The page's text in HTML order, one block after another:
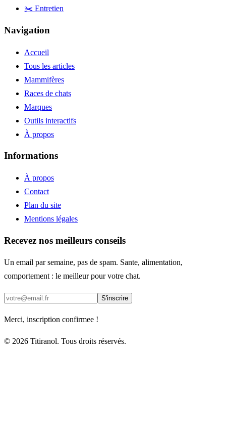
✂️ Entretien
Navigation
Accueil
Tous les articles
Mammifères
Races de chats
Marques
Outils interactifs
À propos
Informations
À propos
Contact
Plan du site
Mentions légales
Recevez nos meilleurs conseils
Un email par semaine, pas de spam. Sante, alimentation,
comportement : le meilleur pour votre chat.
S'inscrire
Merci, inscription confirmee !
© 2026 Titiranol. Tous droits réservés.